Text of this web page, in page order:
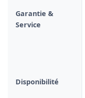
Garantie &
Service
Disponibilité